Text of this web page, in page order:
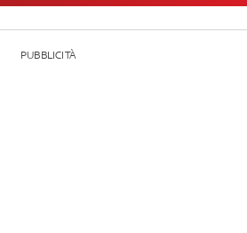
PUBBLICITÀ